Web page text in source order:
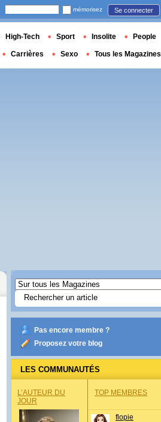
Pas encore membre ?
Proposez votre blog
LES COMMUNAUTÉS
L’AUTEUR DU
JOUR
TOP MEMBRES
flopie
mémorisez Se connecter
High-Tech Sport Insolite People
Carrières Sexo Tous les Magazines